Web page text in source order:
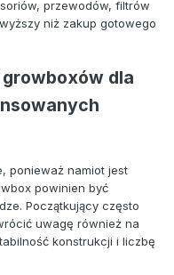
przewodów, filtrów
niż zakup gotowego
dla
ponieważ namiot jest
powinien być
Początkujący często
uwagę również na
konstrukcji i liczbę